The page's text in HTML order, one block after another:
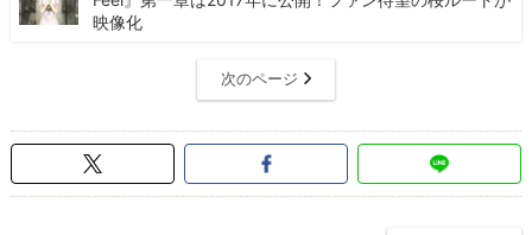
映像化
次のページ